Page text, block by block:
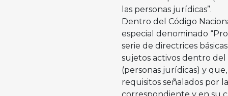
las personas jurídicas”.
Dentro del Código
especial denominado
serie de directrices
sujetos activos dentro
(personas jurídicas) y
requisitos señalados por